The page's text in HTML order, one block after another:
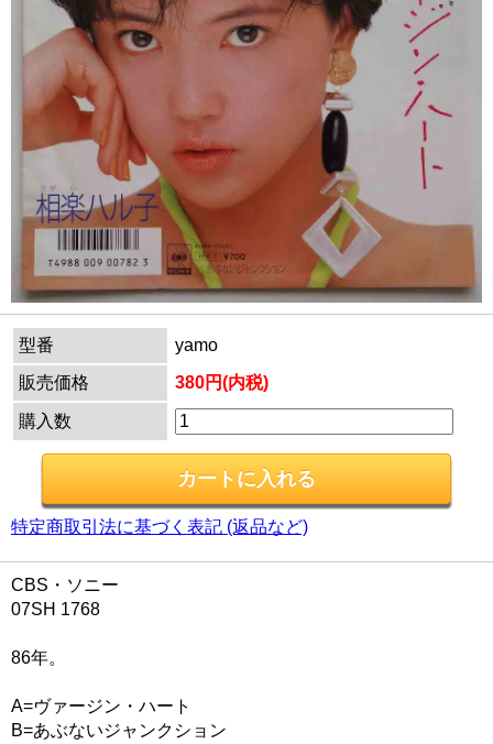
型番
yamo
販売価格
380円(内税)
購入数
特定商取引法に基づく表記 (返品など)
CBS・ソニー
07SH 1768
86年。
A=ヴァージン・ハート
B=あぶないジャンクション